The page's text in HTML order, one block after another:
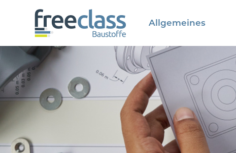
Allgemeines